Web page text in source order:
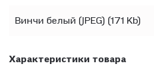
Винчи белый (JPEG) (171 Kb)
Характеристики товара